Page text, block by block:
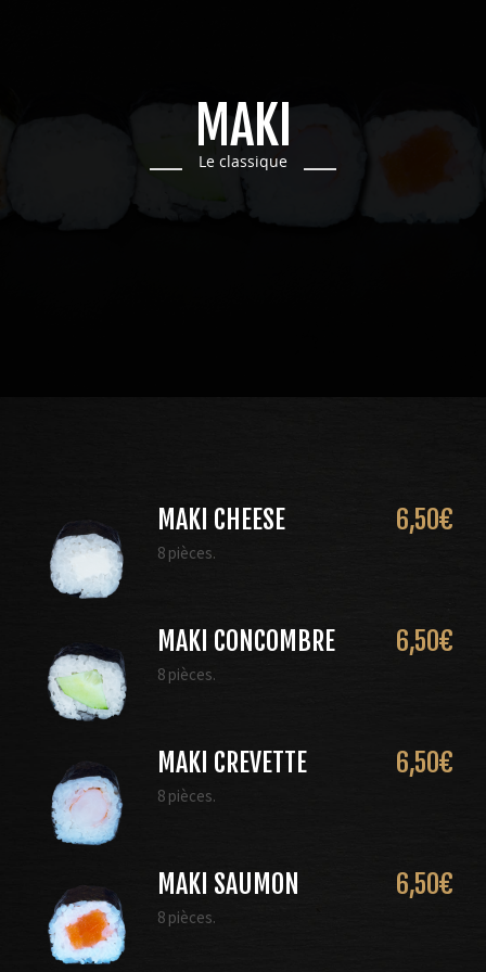
MAKI
Le classique
MAKI CHEESE 6,50€
8 pièces.
MAKI CONCOMBRE 6,50€
8 pièces.
MAKI CREVETTE 6,50€
8 pièces.
MAKI SAUMON 6,50€
8 pièces.